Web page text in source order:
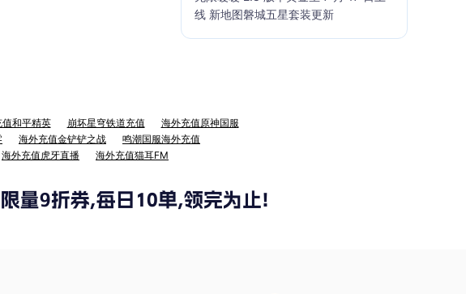
线 新地图磐城五星套装更新
和平精英 崩坏星穹铁道充值
海外充值原神国服
海外充值金铲铲之战
鸣潮国服海外充值
海外充值虎牙直播 海外充值猫耳FM